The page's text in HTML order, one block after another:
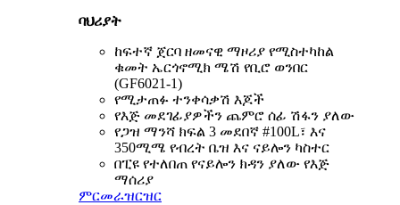
ባህሪያት
ከፍተኛ ጀርባ ዘመናዊ ማዞሪያ የሚስተካከል
ቁመት ኤርጎኖሚክ ሜሽ የቢሮ ወንበር
(GF6021-1)
የሚታጠፉ ተንቀሳቃሽ እጆች
የእጅ መደገፊያዎችን ጨምሮ ሰፊ ሽፋን ያለው
የጋዝ ማንሻ ክፍል 3 መደበኛ #100L፣ እና
350ሚሜ የብረት ቤዝ እና ናይሎን ካስተር
በፒዩ የተለበጠ የናይሎን ክዳን ያለው የእጅ
ማሰሪያ
ምርመራዝርዝር